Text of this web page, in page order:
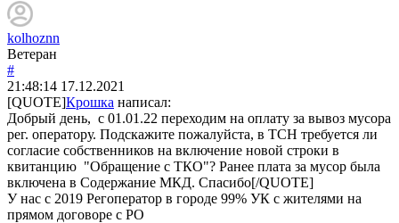
kolhoznn
Ветеран
#
21:48:14 17.12.2021
[QUOTE]Крошка написал:
Добрый день, с 01.01.22 переходим на оплату за вывоз мусора
рег. оператору. Подскажите пожалуйста, в ТСН требуется ли
согласие собственников на включение новой строки в
квитанцию "Обращение с ТКО"? Ранее плата за мусор была
включена в Содержание МКД. Спасибо[/QUOTE]
У нас с 2019 Регоператор в городе 99% УК с жителями на
прямом договоре с РО